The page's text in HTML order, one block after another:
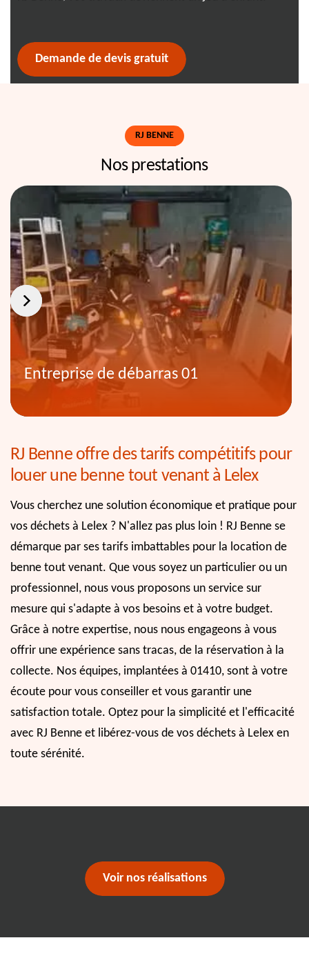
Demande de devis gratuit
RJ BENNE
Nos prestations
Entreprise de débarras 01
RJ Benne offre des tarifs compétitifs pour
louer une benne tout venant à Lelex
Vous cherchez une solution économique et pratique pour
vos déchets à Lelex ? N'allez pas plus loin ! RJ Benne se
démarque par ses tarifs imbattables pour la location de
benne tout venant. Que vous soyez un particulier ou un
professionnel, nous vous proposons un service sur
mesure qui s'adapte à vos besoins et à votre budget.
Grâce à notre expertise, nous nous engageons à vous
offrir une expérience sans tracas, de la réservation à la
collecte. Nos équipes, implantées à 01410, sont à votre
écoute pour vous conseiller et vous garantir une
satisfaction totale. Optez pour la simplicité et l'efficacité
avec RJ Benne et libérez-vous de vos déchets à Lelex en
toute sérénité.
Voir nos réalisations